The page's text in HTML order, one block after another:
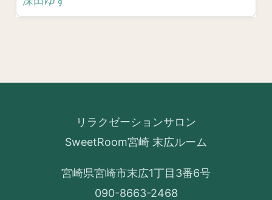
リラクゼーションサロン
SweetRoom宮崎 末広ルーム
宮崎県宮崎市末広1丁目3番6号
090-8663-2468